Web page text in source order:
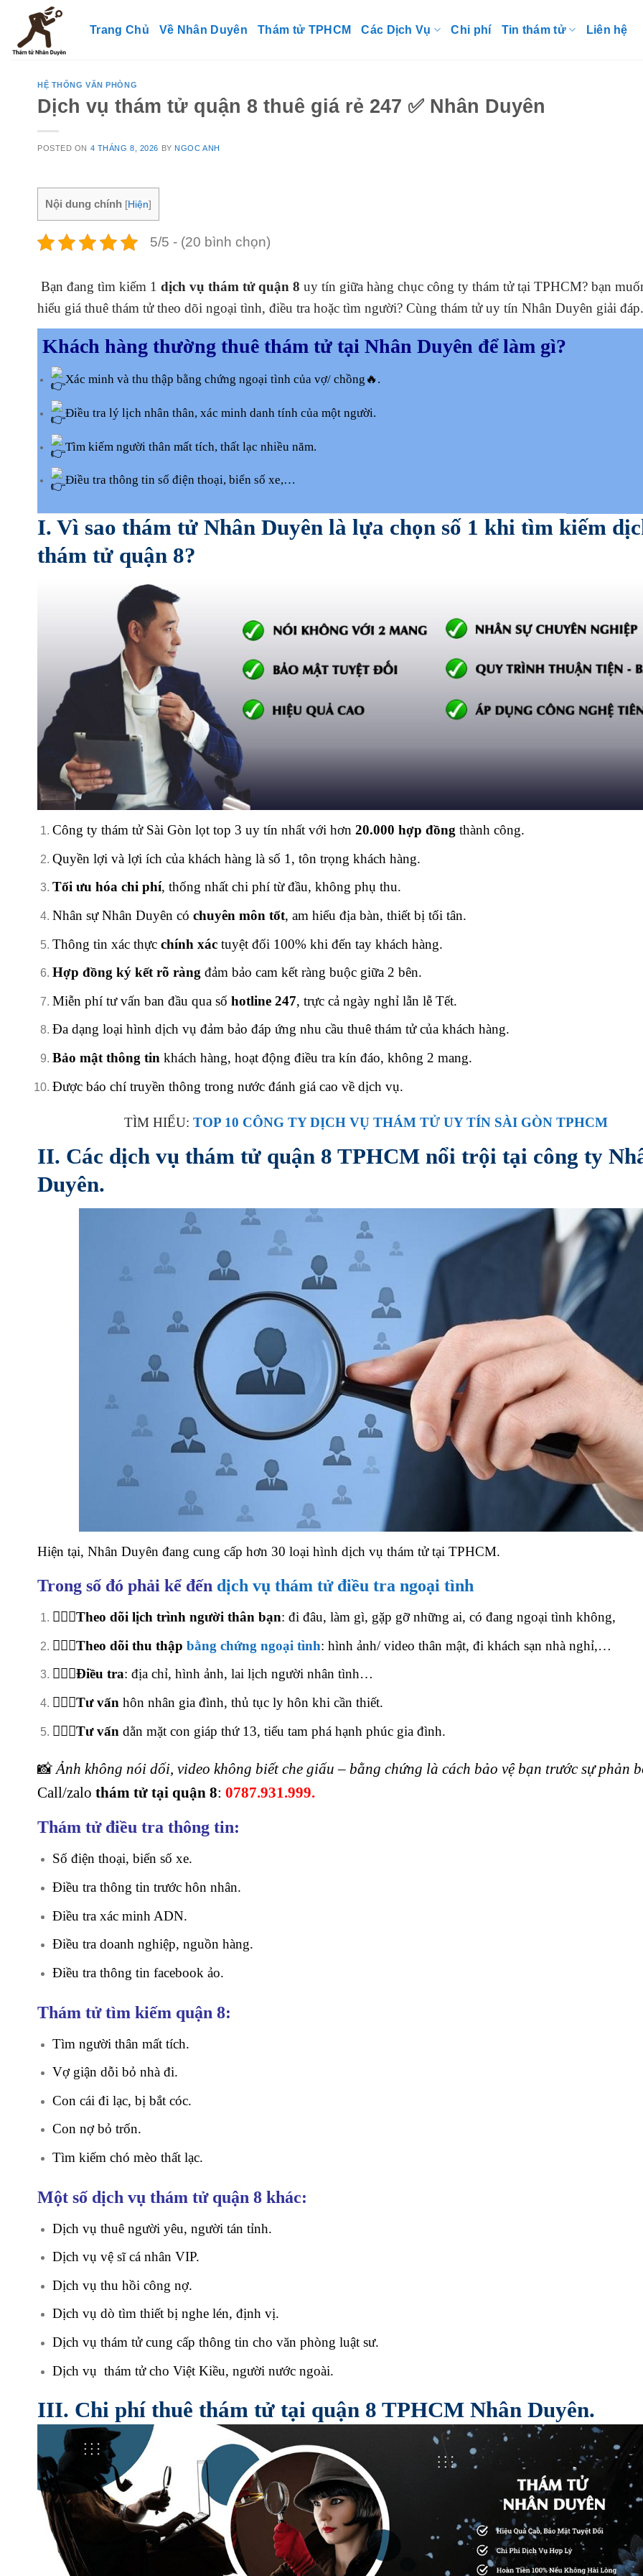
content
Trang Chủ Về Nhân Duyên Thám tử TPHCM Các Dịch Vụ Chi phí Tin thám tử Liên hệ
HỆ THỐNG VĂN PHÒNG
Dịch vụ thám tử quận 8 thuê giá rẻ 247 ✅ Nhân Duyên
POSTED ON 4 THÁNG 8, 2026 BY NGOC ANH
Nội dung chính [Hiện]
5/5 - (20 bình chọn)
Bạn đang tìm kiếm 1 dịch vụ thám tử quận 8 uy tín giữa hàng chục công ty thám tử tại TPHCM? bạn
hiểu giá thuê thám tử theo dõi ngoại tình, điều tra hoặc tìm người? Cùng thám tử uy tín Nhân Duyên giải đáp.
Khách hàng thường thuê thám tử tại Nhân Duyên để làm gì?
Xác minh và thu thập bằng chứng ngoại tình của vợ/ chồng🔥.
Điều tra lý lịch nhân thân, xác minh danh tính của một người.
Tìm kiếm người thân mất tích, thất lạc nhiều năm.
Điều tra thông tin số điện thoại, biển số xe,…
I. Vì sao thám tử Nhân Duyên là lựa chọn số 1 khi tìm kiếm
thám tử quận 8?
Công ty thám tử Sài Gòn lọt top 3 uy tín nhất với hơn 20.000 hợp đồngthành công.
Quyền lợi và lợi ích của khách hàng là số 1, tôn trọng khách hàng.
Tối ưu hóa chi phí, thống nhất chi phí từ đầu, không phụ thu.
Nhân sự Nhân Duyên có chuyên môn tốt, am hiểu địa bàn, thiết bị tối tân.
Thông tin xác thựcchính xáctuyệt đối 100% khi đến tay khách hàng.
Hợp đồng ký kết rõ ràngđảm bảo cam kết ràng buộc giữa 2 bên.
Miễn phí tư vấn ban đầu qua số hotline 247, trực cả ngày nghỉ lẫn lễ Tết.
Đa dạng loại hình dịch vụ đảm bảo đáp ứng nhu cầu thuê thám tử của khách hàng.
Bảo mật thông tin khách hàng, hoạt động điều tra kín đáo, không 2 mang.
Được báo chí truyền thông trong nước đánh giá cao về dịch vụ.
TÌM HIỂU: TOP 10 CÔNG TY DỊCH VỤ THÁM TỬ UY TÍN SÀI GÒN TPHCM
II. Các dịch vụ thám tử quận 8 TPHCM nổi trội tại công ty
Duyên.
Hiện tại, Nhân Duyên đang cung cấp hơn 30 loại hình dịch vụ thám tử tại TPHCM.
Trong số đó phải kể đến dịch vụ thám tử điều tra ngoại tình
🕵🏻‍♂️Theo dõi lịch trình người thân bạn: đi đâu, làm gì, gặp gỡ những ai, có đang ngoại tình không,
🕵🏻‍♂️Theo dõi thu thập bằng chứng ngoại tình: hình ảnh/ video thân mật, đi khách sạn nhà nghỉ,…
🕵🏻‍♂️Điều tra: địa chỉ, hình ảnh, lai lịch người nhân tình…
🕵🏻‍♂️Tư vấn hôn nhân gia đình, thủ tục ly hôn khi cần thiết.
🕵🏻‍♂️Tư vấn dằn mặt con giáp thứ 13, tiểu tam phá hạnh phúc gia đình.
📸 Ảnh không nói dối, video không biết che giấu – bằng chứng là cách bảo vệ bạn trước sự phản
Call/zalo thám tử tại quận 8: 0787.931.999.
Thám tử điều tra thông tin:
Số điện thoại, biển số xe.
Điều tra thông tin trước hôn nhân.
Điều tra xác minh ADN.
Điều tra doanh nghiệp, nguồn hàng.
Điều tra thông tin facebook ảo.
Thám tử tìm kiếm quận 8:
Tìm người thân mất tích.
Vợ giận dỗi bỏ nhà đi.
Con cái đi lạc, bị bắt cóc.
Con nợ bỏ trốn.
Tìm kiếm chó mèo thất lạc.
Một số dịch vụ thám tử quận 8 khác:
Dịch vụ thuê người yêu, người tán tỉnh.
Dịch vụ vệ sĩ cá nhân VIP.
Dịch vụ thu hồi công nợ.
Dịch vụ dò tìm thiết bị nghe lén, định vị.
Dịch vụ thám tử cung cấp thông tin cho văn phòng luật sư.
Dịch vụ thám tử cho Việt Kiều, người nước ngoài.
III. Chi phí thuê thám tử tại quận 8 TPHCM Nhân Duyên.